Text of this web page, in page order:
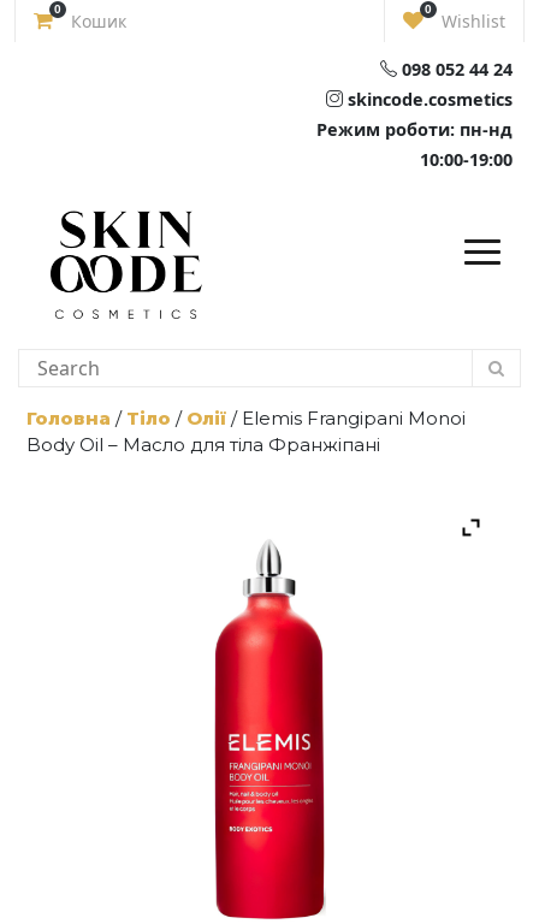
Skip
0
Кошик
0
Wishlist
098 052 44 24
skincode.cosmetics
Режим роботи: пн-нд
10:00-19:00
Головна / Тіло / Олії / Elemis Frangipani Monoi
Body Oil – Масло для тіла Франжіпані